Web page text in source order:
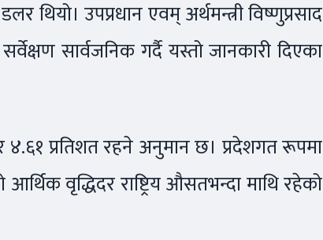
थियो। उपप्रधान एवम् अर्थमन्त्री विष्णुप्रसाद
सार्वजनिक गर्दै यस्तो जानकारी दिएका
४.६१ प्रतिशत रहने अनुमान छ। प्रदेशगत रूपमा
वृद्धिदर राष्ट्रिय औसतभन्दा माथि रहेको